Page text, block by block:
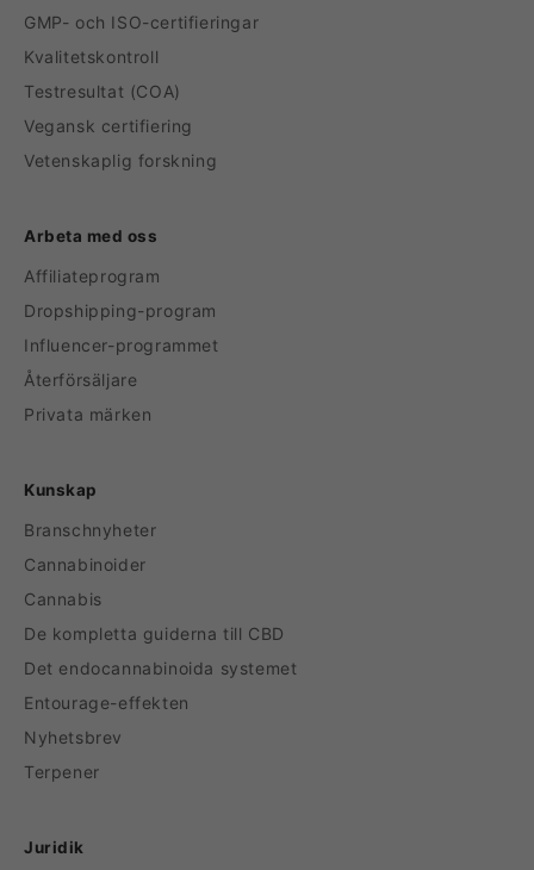
GMP- och ISO-certifieringar
Kvalitetskontroll
Testresultat (COA)
Vegansk certifiering
Vetenskaplig forskning
Arbeta med oss
Affiliateprogram
Dropshipping-program
Influencer-programmet
Återförsäljare
Privata märken
Kunskap
Branschnyheter
Cannabinoider
Cannabis
De kompletta guiderna till CBD
Det endocannabinoida systemet
Entourage-effekten
Nyhetsbrev
Terpener
Juridik